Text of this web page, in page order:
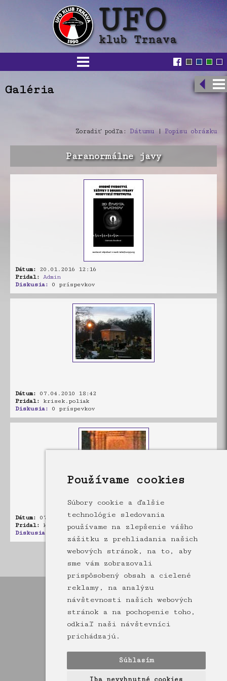
Používame cookies
Súbory cookie a ďalšie
technológie sledovania
používame na zlepšenie vášho
zážitku z prehliadania našich
webových stránok, na to, aby
sme vám zobrazovali
prispôsobený obsah a cielené
reklamy, na analýzu
návštevnosti našich webových
stránok a na pochopenie toho,
odkiaľ naši návštevníci
prichádzajú.
Súhlasím
Galéria
Zoradiť podľa: Dátumu | Popisu obrázku
Paranormálne javy
Dátum: 20.01.2016 12:16
Pridal: Admin
Diskusia: 0 príspevkov
Dátum: 07.04.2010 18:42
Pridal: krisek.poliak
Diskusia: 0 príspevkov
Dátum: 07.04.2010 18:40
Pridal: krisek.poliak
Diskusia:
0 príspevkov
Stránka: [1]